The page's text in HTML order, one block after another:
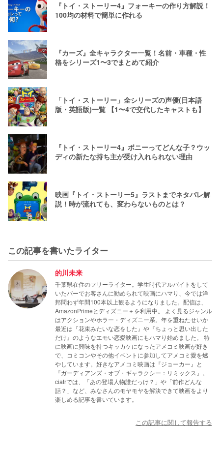
『トイ・ストーリー4』フォーキーの作り方解説！
100均の材料で簡単に作れる
『カーズ』全キャラクター一覧！名前・車種・性
格をシリーズ1〜3でまとめて紹介
「トイ・ストーリー」全シリーズの声優(日本語
版・英語版)一覧 【1〜4で交代したキャストも】
『トイ・ストーリー4』ボニーってどんな子？ウッ
ディの新たな持ち主が受け入れられない理由
映画『トイ・ストーリー5』ラストまでネタバレ解
説！時が流れても、変わらないものとは？
この記事を書いたライター
的川未来
千葉県在住のフリーライター。学生時代アルバイトをして
いたバーでお客さんに勧められて映画にハマり、今では洋
邦問わず年間100本以上観るようになりました。配信は、
AmazonPrimeとディズニー＋を利用中。 よく見るジャンル
はアクションやホラー・ディズニー系。年を重ねたせいか
最近は『花束みたいな恋をした』や『ちょっと思い出した
だけ』のようなエモい恋愛映画にもハマり始めました。 特
に映画に興味を持つキッカケになったアメコミ映画が好き
で、コミコンやその他イベントに参加してアメコミ愛を燃
やしています。好きなアメコミ映画は『ジョーカー』と
『ガーディアンズ・オブ・ギャラクシー：リミックス』。
ciatrでは、「あの登場人物誰だっけ？」や「前作どんな
話？」など、みなさんのモヤモヤを解決できて映画をより
楽しめる記事を書いています。
この記事に関して報告する